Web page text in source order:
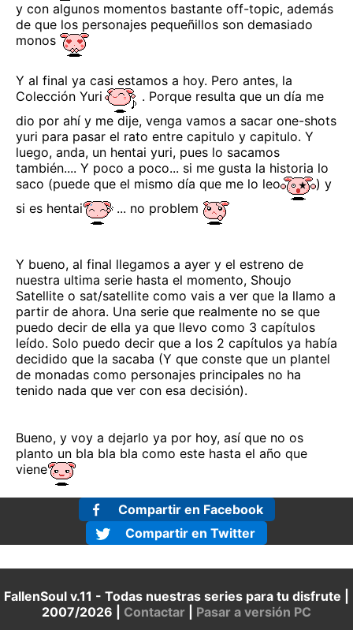
y con algunos momentos bastante off-topic, además
de que los personajes pequeñillos son demasiado
monos
Y al final ya casi estamos a hoy. Pero antes, la
Colección Yuri
. Porque resulta que un día me
dio por ahí y me dije, venga vamos a sacar one-shots
yuri para pasar el rato entre capitulo y capitulo. Y
luego, anda, un hentai yuri, pues lo sacamos
también.... Y poco a poco... si me gusta la historia lo
saco (puede que el mismo día que me lo leo
) y
si es hentai
... no problem
Y bueno, al final llegamos a ayer y el estreno de
nuestra ultima serie hasta el momento, Shoujo
Satellite o sat/satellite como vais a ver que la llamo a
partir de ahora. Una serie que realmente no se que
puedo decir de ella ya que llevo como 3 capítulos
leído. Solo puedo decir que a los 2 capítulos ya había
decidido que la sacaba (Y que conste que un plantel
de monadas como personajes principales no ha
tenido nada que ver con esa decisión).
Bueno, y voy a dejarlo ya por hoy, así que no os
planto un bla bla bla como este hasta el año que
viene
Compartir en Facebook
Compartir en Twitter
FallenSoul v.11 - Todas nuestras series para tu disfrute |
2007/2026 | Contactar Pasar a versión PC